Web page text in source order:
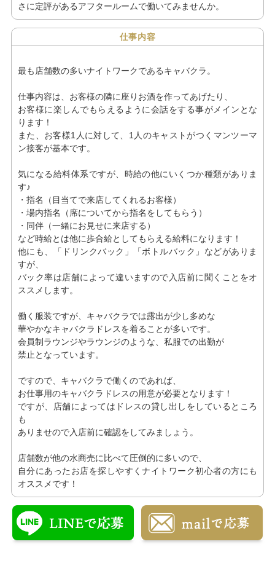
さに定評があるアフタールームで働いてみませんか。
仕事内容
最も店舗数の多いナイトワークであるキャバクラ。
仕事内容は、お客様の隣に座りお酒を作ってあげたり、
お客様に楽しんでもらえるように会話をする事がメインとな
ります！
また、お客様1人に対して、1人のキャストがつくマンツーマ
ン接客が基本です。
気になる給料体系ですが、時給の他にいくつか種類がありま
す♪
・指名（目当てで来店してくれるお客様）
・場内指名（席についてから指名をしてもらう）
・同伴（一緒にお見せに来店する）
など時給とは他に歩合給としてもらえる給料になります！
他にも、「ドリンクバック」「ボトルバック」などがありま
すが、
バック率は店舗によって違いますので入店前に聞くことをオ
ススメします。
働く服装ですが、キャバクラでは露出が少し多めな
華やかなキャバクラドレスを着ることが多いです。
会員制ラウンジやラウンジのような、私服での出勤が
禁止となっています。
ですので、キャバクラで働くのであれば、
お仕事用のキャバクラドレスの用意が必要となります！
ですが、店舗によってはドレスの貸し出しをしているところ
も
ありませので入店前に確認をしてみましょう。
店舗数が他の水商売に比べて圧倒的に多いので、
自分にあったお店を探しやすくナイトワーク初心者の方にも
オススメです！